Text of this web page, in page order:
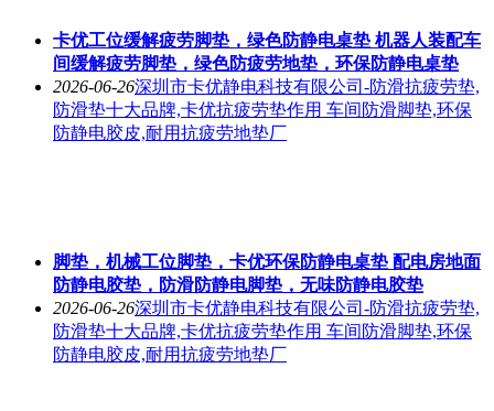
卡优工位缓解疲劳脚垫，绿色防静电桌垫 机器人装配车
间缓解疲劳脚垫，绿色防疲劳地垫，环保防静电桌垫
2026-06-26深圳市卡优静电科技有限公司-防滑抗疲劳垫,
防滑垫十大品牌,卡优抗疲劳垫作用 车间防滑脚垫,环保
防静电胶皮,耐用抗疲劳地垫厂
脚垫，机械工位脚垫，卡优环保防静电桌垫 配电房地面
防静电胶垫，防滑防静电脚垫，无味防静电胶垫
2026-06-26深圳市卡优静电科技有限公司-防滑抗疲劳垫,
防滑垫十大品牌,卡优抗疲劳垫作用 车间防滑脚垫,环保
防静电胶皮,耐用抗疲劳地垫厂